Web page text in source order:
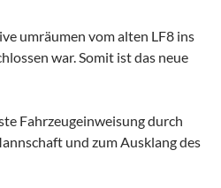
umräumen vom alten LF8 ins
war. Somit ist das neue
Fahrzeugeinweisung durch
und zum Ausklang des